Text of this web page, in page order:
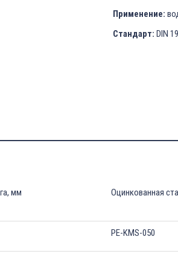
Применение:
Стандарт: DIN
мм Оцинкованная
PE-KMS-050